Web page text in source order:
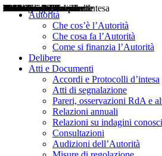
Autorità
Che cos’è l’Autorità
Che cosa fa l’Autorità
Come si finanzia l’Autorità
Delibere
Atti e Documenti
Accordi e Protocolli d’intesa
Atti di segnalazione
Pareri, osservazioni RdA e
Relazioni annuali
Relazioni su indagini
Consultazioni
Audizioni dell’Autorità
Delibere
Pareri
Consultazioni
Audizioni
Atti di Segnalazione
Accordi e Protocolli d'Intesa
Relazioni annuali
Misure di regolazione
Notizie
Comunicati Stampa
Bollettini ART
Convegni ART
Interviste del Presidente
Articoli in primo piano
Interventi del Presidente
2004
2005
2010
2013
2014
2015
2016
2017
2018
2019
202
2020
2021
2022
2023
2024
2025
2026
Aereo
Marittimo
Terrestre